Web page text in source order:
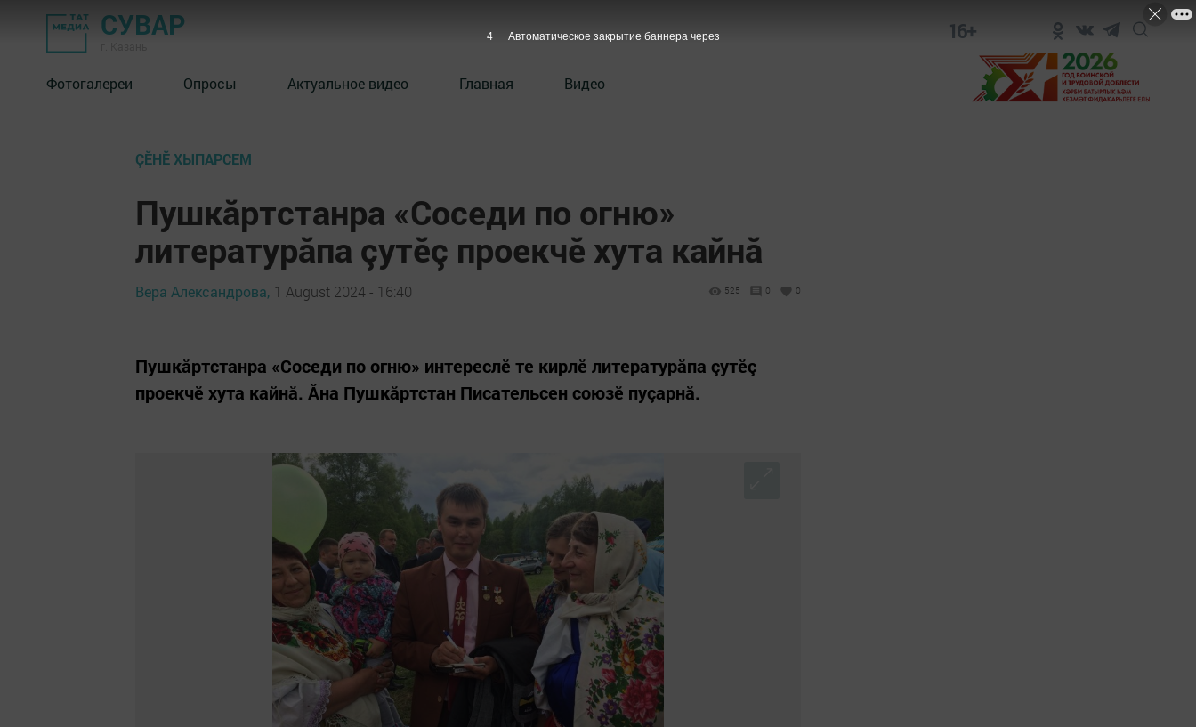
СУВАР 16+
Фотогалереи Опросы Актуальное видео Главная Видео
ÇӖНӖ ХЫПАРСЕМ
Пушкăртстанра «Соседи по огню»
литературăпа çутӗç проекчӗ хута кайнă
Вера Александрова, 1 August 2024 - 16:40 525 0 0
Пушкăртстанра «Соседи по огню» интереслӗ те кирлӗ литературăпа çутӗç
проекчӗ хута кайнă. Ăна Пушкăртстан Писательсен союзӗ пуçарнă.
3 Автоматическое закрытие баннера через